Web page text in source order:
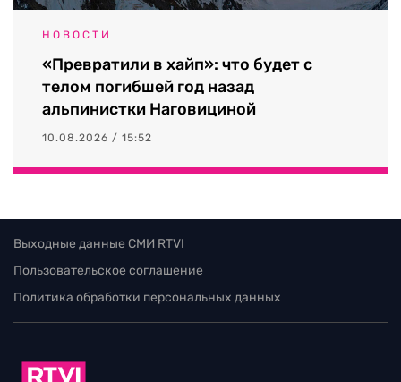
НОВОСТИ
«Превратили в хайп»: что будет с
телом погибшей год назад
альпинистки Наговициной
10.08.2026 / 15:52
Выходные данные СМИ RTVI
Пользовательское соглашение
Политика обработки персональных данных